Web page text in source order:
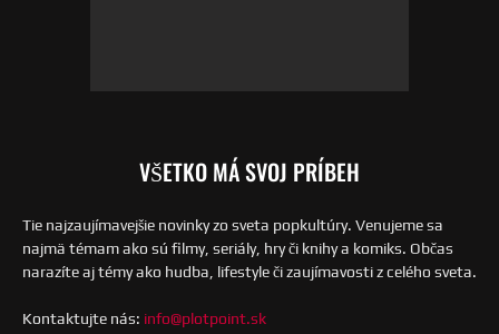
VŠETKO MÁ SVOJ PRÍBEH
Tie najzaujímavejšie novinky zo sveta popkultúry. Venujeme sa
najmä témam ako sú filmy, seriály, hry či knihy a komiks. Občas
narazíte aj témy ako hudba, lifestyle či zaujímavosti z celého sveta.
Kontaktujte nás: info@plotpoint.sk